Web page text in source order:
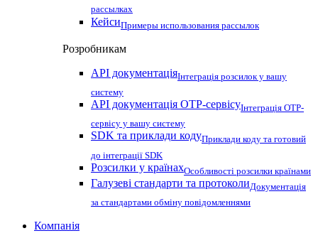
рассылках
КейсиПримеры использования рассылок
Розробникам
API документаціяІнтеграція розсилок у вашу
систему
API документація OTP-сервісуІнтеграція OTP-
сервісу у вашу систему
SDK та приклади кодуПриклади коду та готовий
до інтеграції SDK
Розсилки у країнахОсобливості розсилки країнами
Галузеві стандарти та протоколиДокументація
за стандартами обміну повідомленнями
Компанія